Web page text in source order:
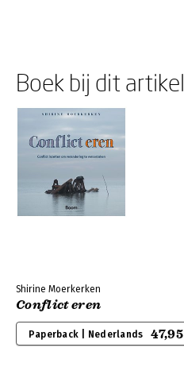
Boek bij dit artikel
Shirine Moerkerken
Conflict eren
Paperback | Nederlands 47,95